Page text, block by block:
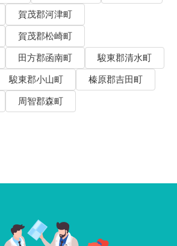
賀茂郡河津町
賀茂郡松崎町
田方郡函南町
駿東郡清水町
駿東郡小山町
榛原郡吉田町
周智郡森町